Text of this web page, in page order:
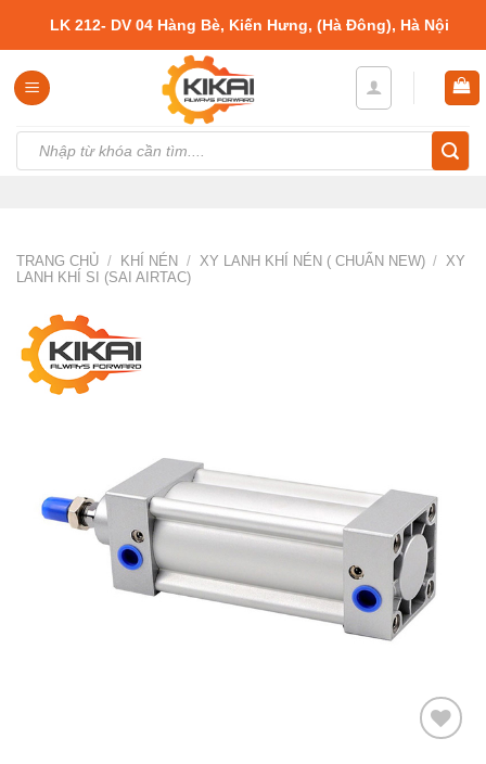
content
LK 212- DV 04 Hàng Bè, Kiến Hưng, (Hà Đông), Hà Nội
kiếm:
TRANG CHỦ / KHÍ NÉN / XY LANH KHÍ NÉN ( CHUẨN NEW) / XY
LANH KHÍ SI (SAI AIRTAC)